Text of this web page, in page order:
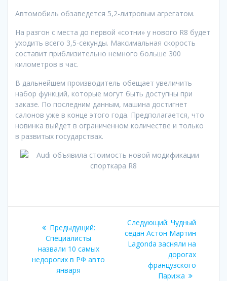
Автомобиль обзаведется 5,2-литровым агрегатом.
На разгон с места до первой «сотни» у нового R8 будет
уходить всего 3,5-секунды. Максимальная скорость
составит приблизительно немного больше 300
километров в час.
В дальнейшем производитель обещает увеличить
набор функций, которые могут быть доступны при
заказе. По последним данным, машина достигнет
салонов уже в конце этого года. Предполагается, что
новинка выйдет в ограниченном количестве и только
в развитых государствах.
записям
Предыдущий:Предыдущая
Специалисты
назвали 10 самых
недорогих в РФ авто
января
Следующий: Следующая
запись:
Чудный
седан Астон Мартин
Lagonda засняли на
дорогах
французского
Парижа